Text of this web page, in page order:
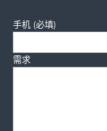
手机 (必填)
需求